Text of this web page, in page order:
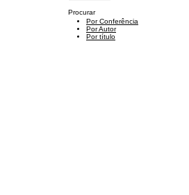
Procurar
Por Conferência
Por Autor
Por título